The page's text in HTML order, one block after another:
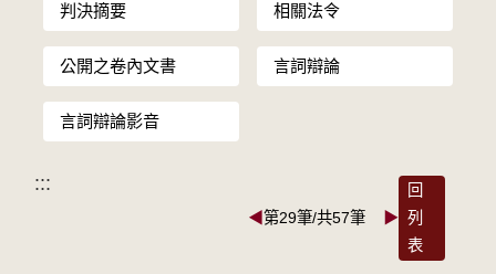
判決摘要 相關法令
公開之卷內文書 言詞辯論
言詞辯論影音
:::
◀第29筆/共57筆 ▶
回
列
表